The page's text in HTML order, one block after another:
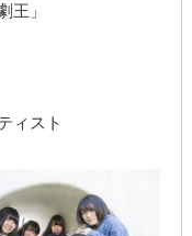
王」
ィスト